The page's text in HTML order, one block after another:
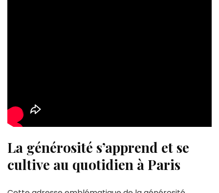
La générosité s’apprend et se
cultive au quotidien à Paris